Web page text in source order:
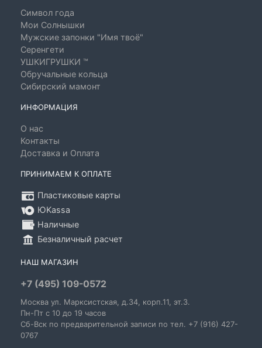
Символ года
Мои Солнышки
Мужские запонки "Имя твоё"
Серенгети
УШКИГРУШКИ ™
Обручальные кольца
Сибирский мамонт
ИНФОРМАЦИЯ
О нас
Контакты
Доставка и Оплата
ПРИНИМАЕМ К ОПЛАТЕ
Пластиковые карты
ЮKassa
Наличные
Безналичный расчет
НАШ МАГАЗИН
+7 (495) 109-0572
Москва ул. Марксистская , д.34, корп.11, эт.3.
Пн-Пт c 10 до 19 часов
Сб-Вск по предварительной записи по тел. +7 (916) 427-
0767